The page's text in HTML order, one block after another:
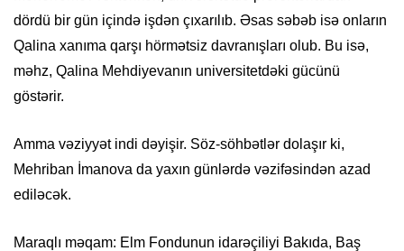
dördü bir gün içində işdən çıxarılıb. Əsas səbəb isə onların
Qalina xanıma qarşı hörmətsiz davranışları olub. Bu isə,
məhz, Qalina Mehdiyevanın universitetdəki gücünü
göstərir.
Amma vəziyyət indi dəyişir. Söz-söhbətlər dolaşır ki,
Mehriban İmanova da yaxın günlərdə vəzifəsindən azad
ediləcək.
Maraqlı məqam: Elm Fondunun idarəçiliyi Bakıda, Baş